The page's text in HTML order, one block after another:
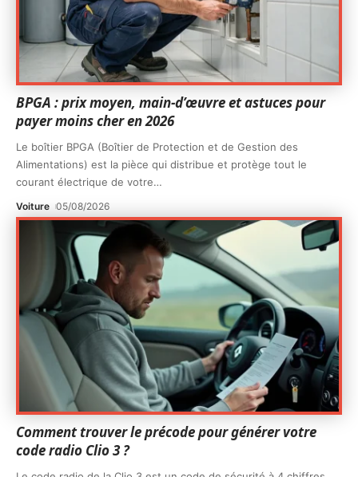
BPGA : prix moyen, main-d’œuvre et astuces pour
payer moins cher en 2026
Le boîtier BPGA (Boîtier de Protection et de Gestion des
Alimentations) est la pièce qui distribue et protège tout le
courant électrique de votre…
Voiture 05/08/2026
Comment trouver le précode pour générer votre
code radio Clio 3 ?